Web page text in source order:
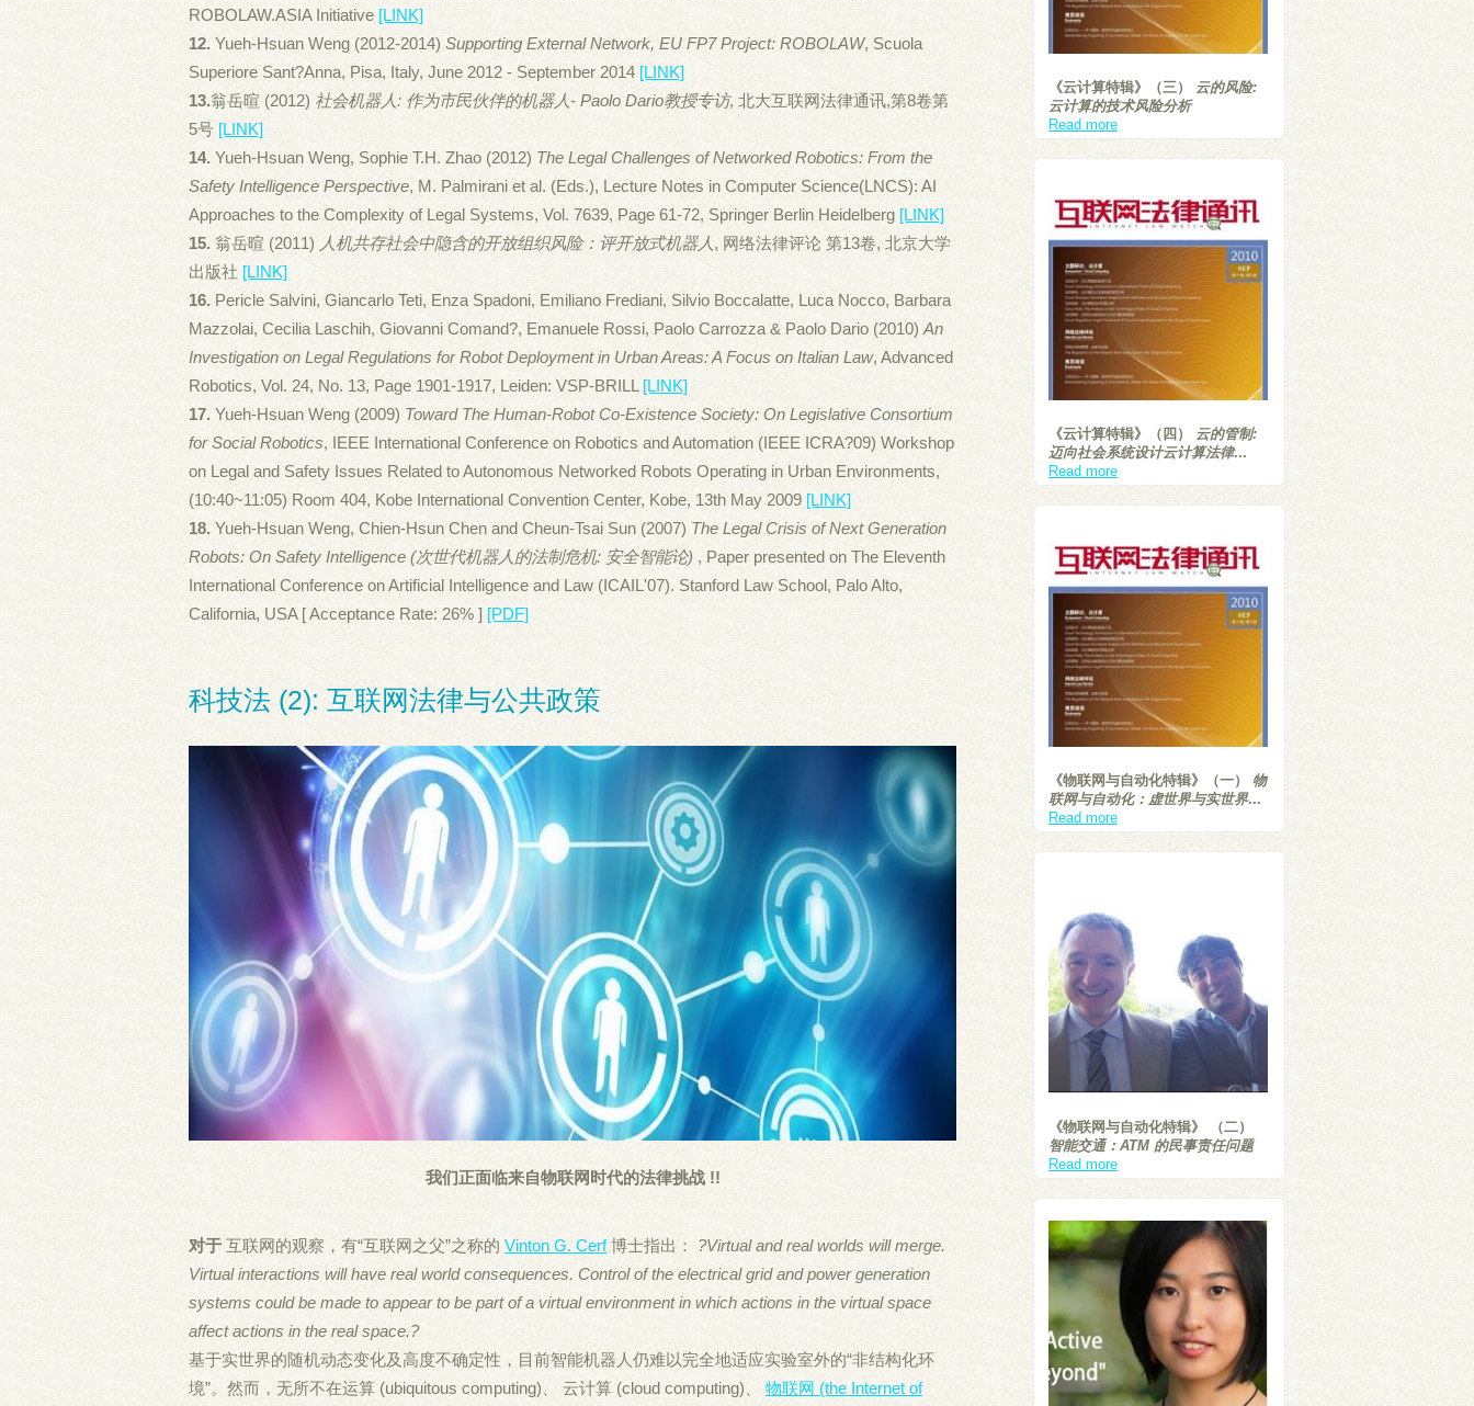
《云计算特辑》（三） 云的风险:
云计算的技术风险分析
Read more
《云计算特辑》（四） 云的管制:
迈向社会系统设计云计算法律...
Read more
《物联网与自动化特辑》（一） 物
联网与自动化：虚世界与实世界...
Read more
《物联网与自动化特辑》 （二）
智能交通：ATM 的民事责任问题
Read more
ROBOLAW.ASIA Initiative [LINK]
12. Yueh-Hsuan Weng (2012-2014) Supporting External Network, EU FP7 Project: ROBOLAW, Scuola
Superiore Sant?Anna, Pisa, Italy, June 2012 - September 2014 [LINK]
13.翁岳暄 (2012) 社会机器人: 作为市民伙伴的机器人- Paolo Dario教授专访, 北大互联网法律通讯,第8卷第
5号 [LINK]
14. Yueh-Hsuan Weng, Sophie T.H. Zhao (2012) The Legal Challenges of Networked Robotics: From the
Safety Intelligence Perspective, M. Palmirani et al. (Eds.), Lecture Notes in Computer Science(LNCS): AI
Approaches to the Complexity of Legal Systems, Vol. 7639, Page 61-72, Springer Berlin Heidelberg [LINK]
15. 翁岳暄 (2011) 人机共存社会中隐含的开放组织风险：评开放式机器人 , 网络法律评论 第13卷, 北京大学
出版社 [LINK]
16. Pericle Salvini, Giancarlo Teti, Enza Spadoni, Emiliano Frediani, Silvio Boccalatte, Luca Nocco, Barbara
Mazzolai, Cecilia Laschih, Giovanni Comand?, Emanuele Rossi, Paolo Carrozza & Paolo Dario (2010) An
Investigation on Legal Regulations for Robot Deployment in Urban Areas: A Focus on Italian Law, Advanced
Robotics, Vol. 24, No. 13, Page 1901-1917, Leiden: VSP-BRILL [LINK]
17. Yueh-Hsuan Weng (2009) Toward The Human-Robot Co-Existence Society: On Legislative Consortium
for Social Robotics, IEEE International Conference on Robotics and Automation (IEEE ICRA?09) Workshop
on Legal and Safety Issues Related to Autonomous Networked Robots Operating in Urban Environments,
(10:40~11:05) Room 404, Kobe International Convention Center, Kobe, 13th May 2009 [LINK]
18. Yueh-Hsuan Weng, Chien-Hsun Chen and Cheun-Tsai Sun (2007) The Legal Crisis of Next Generation
Robots: On Safety Intelligence (次世代机器人的法制危机: 安全智能论) , Paper presented on The Eleventh
International Conference on Artificial Intelligence and Law (ICAIL'07). Stanford Law School, Palo Alto,
California, USA [ Acceptance Rate: 26% ] [PDF]
科技法 (2): 互联网法律与公共政策
我们正面临来自物联网时代的法律挑战 !!
对于 互联网的观察，有“互联网之父”之称的 Vinton G. Cerf博士指出： ?Virtual and real worlds will merge.
Virtual interactions will have real world consequences. Control of the electrical grid and power generation
systems could be made to appear to be part of a virtual environment in which actions in the virtual space
affect actions in the real space.?
基于实世界的随机动态变化及高度不确定性，目前智能机器人仍难以完全地适应实验室外的“非结构化环
境”。然而，无所不在运算 (ubiquitous computing)、 云计算 (cloud computing)、 物联网 (the Internet of